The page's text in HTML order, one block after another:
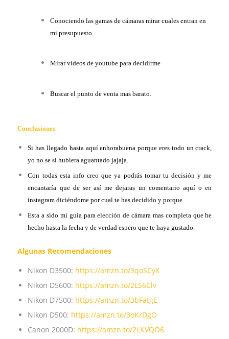
Conociendo las gamas de cámaras mirar cuales entran en
mi presupuesto
Mirar vídeos de youtube para decidirme
Buscar el punto de venta mas barato.
Conclusiones
Si has llegado hasta aquí enhorabuena porque eres todo un crack,
yo no se si hubiera aguantado jajaja.
Con todas esta info creo que ya podrás tomar tu decisión y me
encantaría que de ser así me dejaras un comentario aquí o en
instagram diciéndome por cual te has decidido y porque.
Esta a sido mi guía para elección de cámara mas completa que he
hecho hasta la fecha y de verdad espero que te haya gustado.
Algunas Recomendaciones
Nikon D3500: https://amzn.to/3qoSCyX
Nikon D5600: https://amzn.to/2LS6Clv
Nikon D7500: https://amzn.to/3bFatgE
Nikon D500: https://amzn.to/3oKrDgO
Canon 2000D: https://amzn.to/2LKVQO6